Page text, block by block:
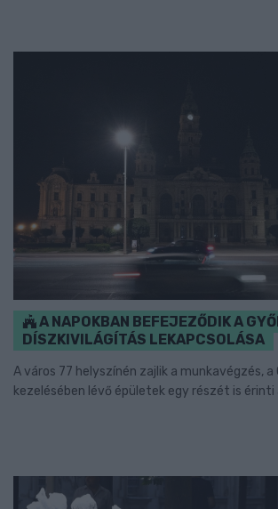
A NAPOKBAN BEFEJEZŐDIK A
DÍSZKIVILÁGÍTÁS LEKAPCSOLÁSA
A város 77 helyszínén zajlik a munkavégzés, a
kezelésében lévő épületek egy részét is